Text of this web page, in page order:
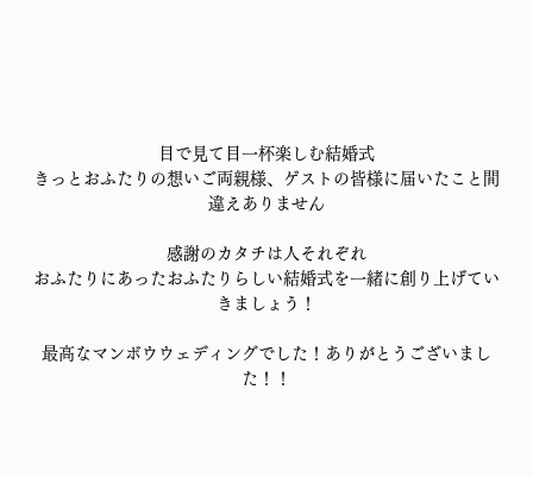
目で見て目一杯楽しむ結婚式
きっとおふたりの想いご両親様、ゲストの皆様に届いたこと間
違えありません
感謝のカタチは人それぞれ
おふたりにあったおふたりらしい結婚式を一緒に創り上げてい
きましょう！
最高なマンボウウェディングでした！ありがとうございまし
た！！